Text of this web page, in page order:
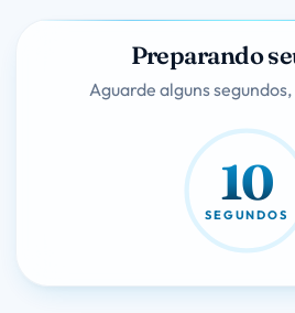
10
SEGUNDOS
Preparando
Aguarde alguns